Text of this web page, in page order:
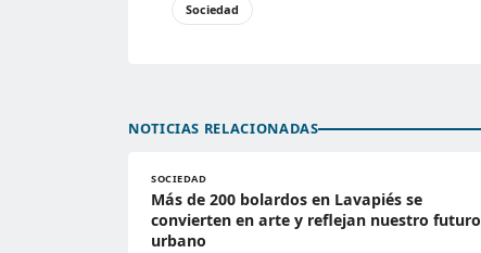
Sociedad
NOTICIAS RELACIONADAS
SOCIEDAD
Más de 200 bolardos en Lavapiés se
convierten en arte y reflejan nuestro futuro
urbano